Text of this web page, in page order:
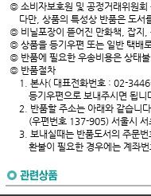
◎ 소비자보호원 및 공정거래위원회
다만, 상품의 특성상 반품은 도서
◎ 비닐포장이 뜯어진 만화책, 잡지,
◎ 상품을 등기우편 또는 일반 택배
◎ 반품에 필요한 우송비용은 상태
◎ 반품절차
1. 본사( 대표전화번호 : 02-
등기우편으로 보내주시면 됩니
2. 반품할 주소는 아래와 같습니다.
(우편번호 137-905) 서울시 서초
3. 보내실때는 반품도서의 주문번
환불이 필요한 경우에는 계좌번